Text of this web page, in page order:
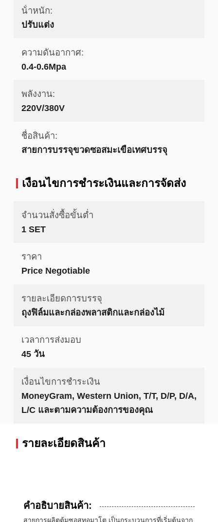
น้ําหนัก:
ปรับแต่ง
ความดันอากาศ:
0.4-0.6Mpa
พลังงาน:
220V/380V
ชื่อสินค้า:
สายการบรรจุขวดซอสมะเขือเทศบรรจุ
เงื่อนไขการชำระเงินและการจัดส่ง
จำนวนสั่งซื้อขั้นต่ำ
1 SET
ราคา
Price Negotiable
รายละเอียดการบรรจุ
ถุงฟิล์มและกล่องพลาสติกและกล่องไม้
เวลาการส่งมอบ
45 วัน
เงื่อนไขการชำระเงิน
MoneyGram, Western Union, T/T, D/P, D/A,
L/C และตามความต้องการของคุณ
รายละเอียดสินค้า
คําอธิบายสินค้า:
สายการผลิตต้มซอสทอมาโต เป็นกระบวนการที่เริ่มต้นจาก